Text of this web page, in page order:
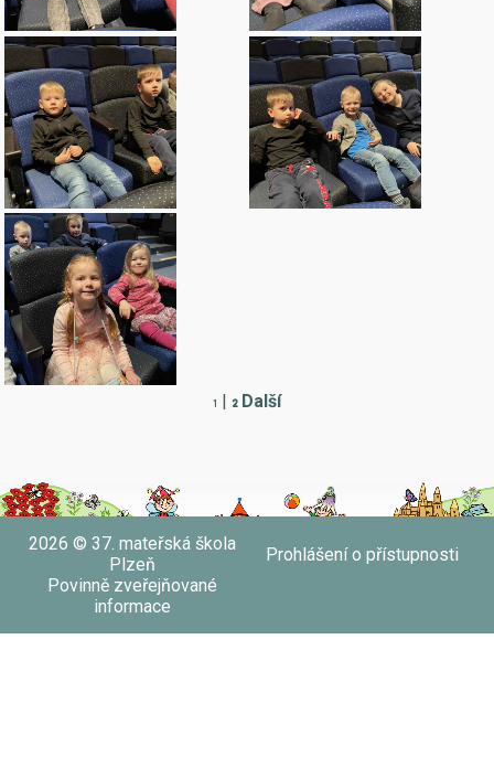
1 | 2 Další
2026 © 37. mateřská škola
Plzeň
Prohlášení o přístupnosti
Povinně zveřejňované
informace